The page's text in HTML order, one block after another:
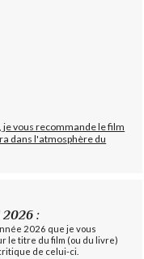
je vous recommande le film
dans l'atmosphère du
2026 :
2026 que je vous
le titre du film (ou du livre)
de celui-ci.